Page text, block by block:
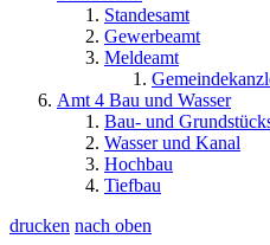
Standesamt
Gewerbeamt
Meldeamt
Amt 4 Bau und Wasser
Bau- und
Wasser und Kanal
Hochbau
Tiefbau
drucken nach oben